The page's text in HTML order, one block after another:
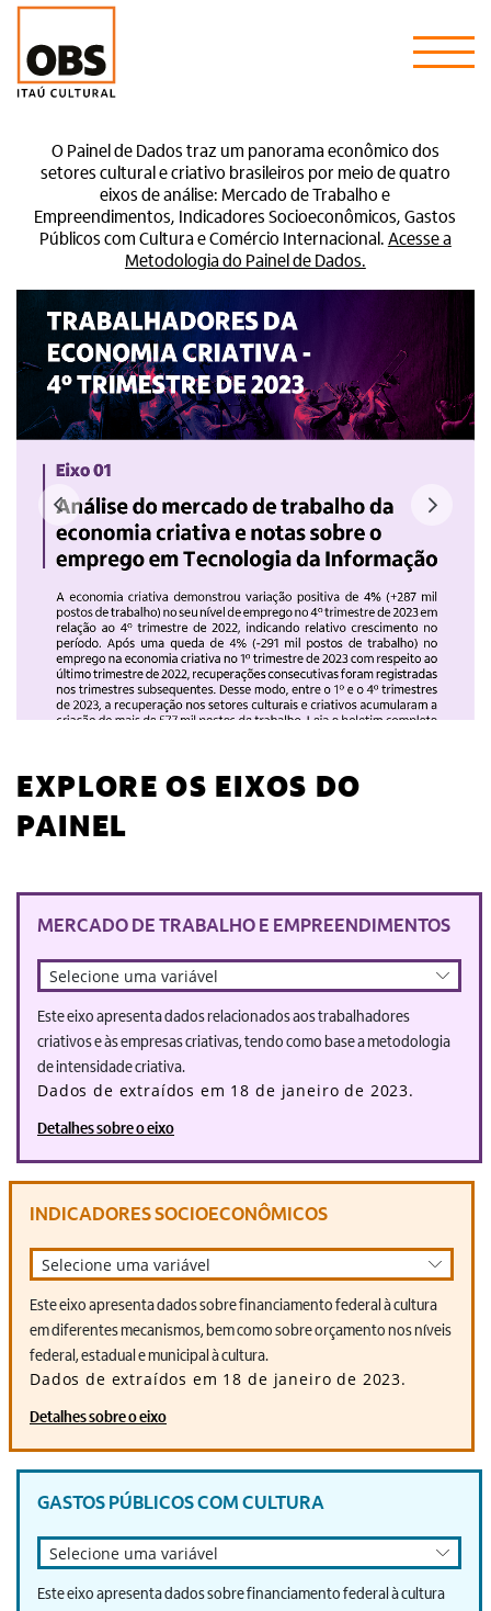
O Painel de Dados traz um panorama econômico dos
setores cultural e criativo brasileiros por meio de quatro
eixos de análise: Mercado de Trabalho e
Empreendimentos, Indicadores Socioeconômicos, Gastos
Públicos com Cultura e Comércio Internacional. Acesse a
Metodologia do Painel de Dados.
EXPLORE OS EIXOS DO
PAINEL
MERCADO DE TRABALHO E EMPREENDIMENTOS
Selecione uma variável
Este eixo apresenta dados relacionados aos trabalhadores
criativos e às empresas criativas, tendo como base a metodologia
de intensidade criativa.
Dados de extraídos em 18 de janeiro de 2023.
Detalhes sobre o eixo
INDICADORES SOCIOECONÔMICOS
Selecione uma variável
Este eixo apresenta dados sobre financiamento federal à cultura
em diferentes mecanismos, bem como sobre orçamento nos níveis
federal, estadual e municipal à cultura.
Dados de extraídos em 18 de janeiro de 2023.
Detalhes sobre o eixo
GASTOS PÚBLICOS COM CULTURA
Selecione uma variável
Este eixo apresenta dados sobre financiamento federal à cultura